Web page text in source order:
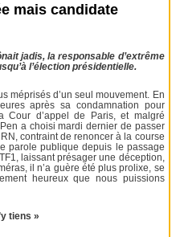
mais candidate
jadis, la responsable d’extrême
l’élection présidentielle.
méprisés d’un seul mouvement. En
après sa condamnation pour
Cour d’appel de Paris, et malgré
a choisi mardi dernier de passer
contraint de renoncer à la course
parole publique depuis le passage
laissant présager une déception,
il n’a guère été plus prolixe, se
heureux que nous puissions
tiens »